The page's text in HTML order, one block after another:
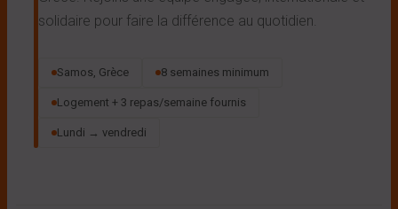
solidaire pour faire la différence au quotidien.
Samos, Grèce 8 semaines minimum
Logement + 3 repas/semaine fournis
Lundi → vendredi